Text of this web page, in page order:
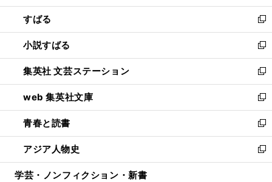
開
く
ウ
で
開
く
ン
ド
ウ
で
開
く
すばる
新
し
い
ウ
ィ
ン
ド
ウ
で
開
く
小説すばる
新
し
い
ウ
ィ
ン
ド
ウ
で
開
集英社 文芸ステーション
新
し
い
ウ
ィ
ン
ド
ウ
web 集英社文庫
新
し
い
ウ
ィ
ン
青春と読書
新
し
い
ウ
アジア人物史
新
し
学芸・ノンフィクション・新書